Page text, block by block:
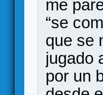
me
“se
que se
jugado
por un